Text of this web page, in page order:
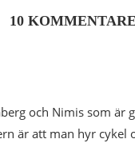
10
och Nimis som är
är att man hyr